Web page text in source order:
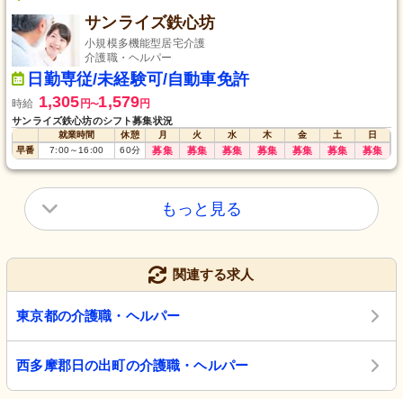
サンライズ鉄心坊
小規模多機能型居宅介護
介護職・ヘルパー
日勤専従/未経験可/自動車免許
時給 1,305 円〜1,579円
サンライズ鉄心坊のシフト募集状況
就業時間 休憩 月 火 水 木 金 土
日
早番
7:00～16:00 60分 募集 募集 募集 募集 募集 募集 募集
もっと見る
関連する求人
東京都の介護職・ヘルパー
西多摩郡日の出町の介護職・ヘルパー